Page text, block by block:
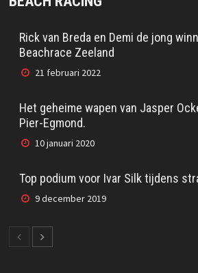
Rick van Breda en Demi de jong
Beachrace Zeeland
21 februari 2022
Het geheime wapen van Jasper
Pier-Egmond.
10 januari 2020
Top podium voor Ivar Silk tijdens
9 december 2019